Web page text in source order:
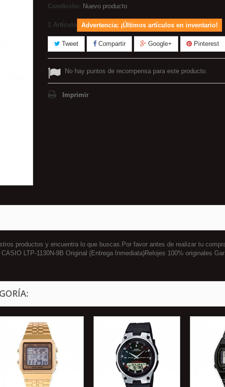
Condición: Nuevo producto
1 Artículo Advertencia: ¡Últimos artículos en inventario!
Tweet Compartir Google+ Pinterest
No hay puntos de recompensa para este producto.
Imprimir
productos y encuentra lo que buscas.Por favor antes de realizar tu
LTP-1130N-9B Original (Entrega Inmediata)Relojes 100% originales